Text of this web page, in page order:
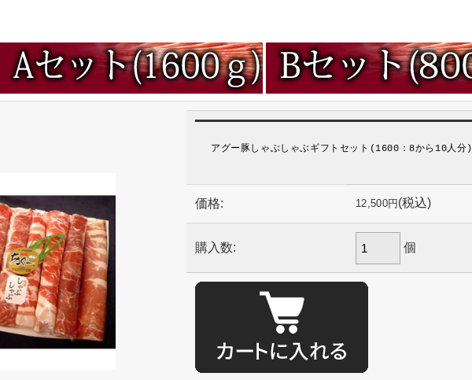
アグー豚しゃぶしゃぶギフトセット(1600：8から10人分)
価格: 12,500円 (税込)
購入数: 個